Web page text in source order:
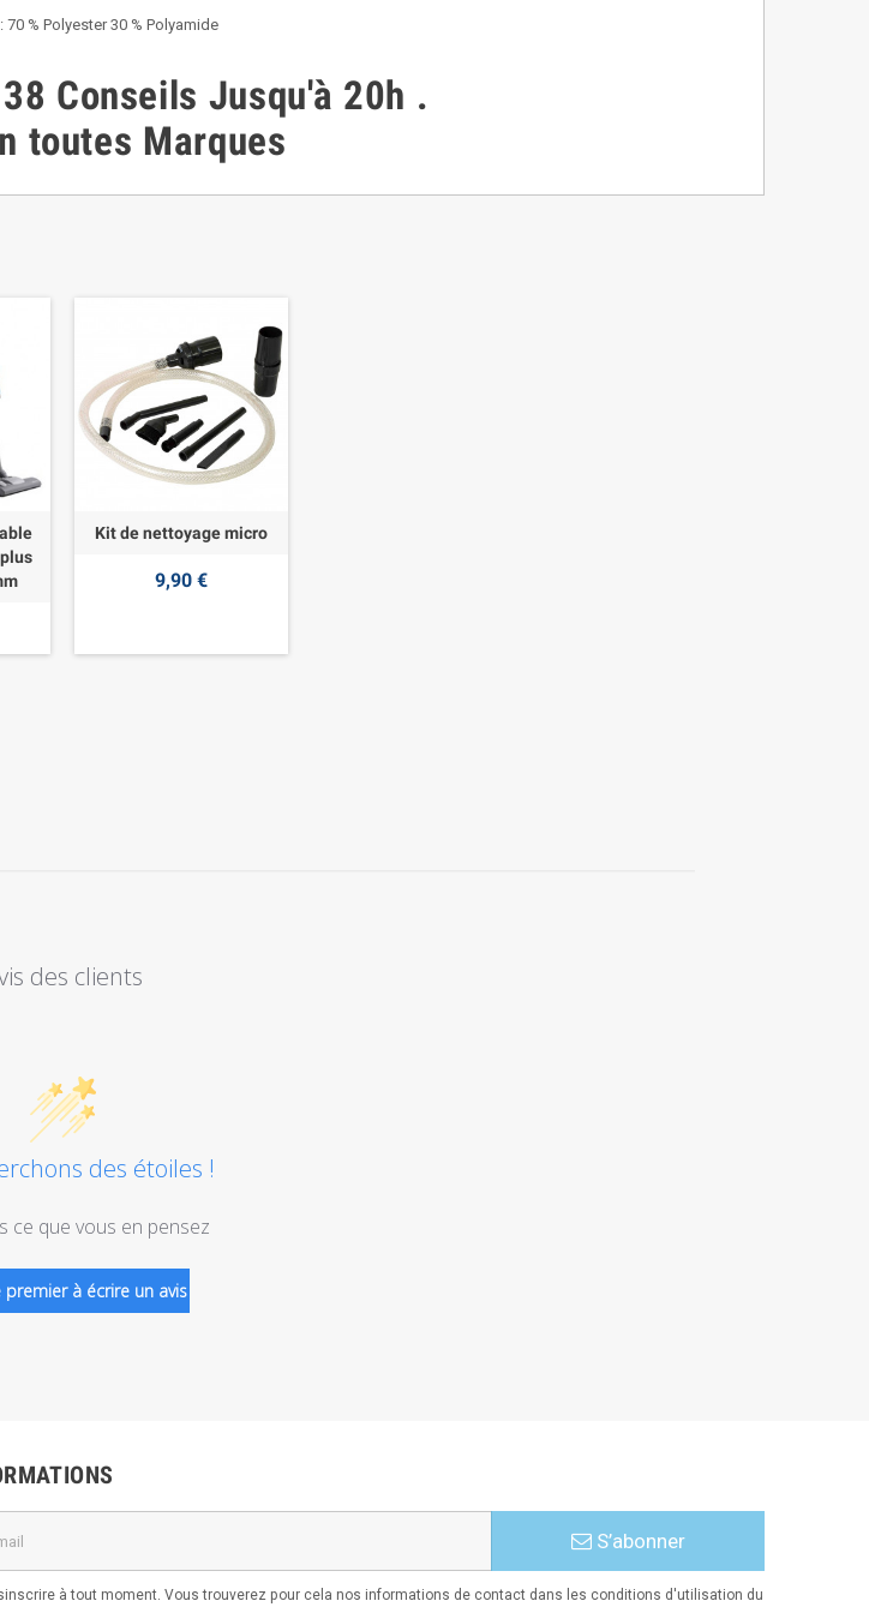
% Polyester 30 % Polyamide
Conseils Jusqu'à 20h .
toutes Marques
Kit de nettoyage micro
9,90 €
des clients
des étoiles !
ce que vous en pensez
premier à écrire un avis
S’abonner
à tout moment. Vous trouverez pour cela nos informations de contact dans les conditions d'utilisation du